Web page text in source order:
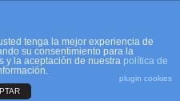
tenga la mejor experiencia de
su consentimiento para la
y la aceptación de nuestra política de
plugin cookies